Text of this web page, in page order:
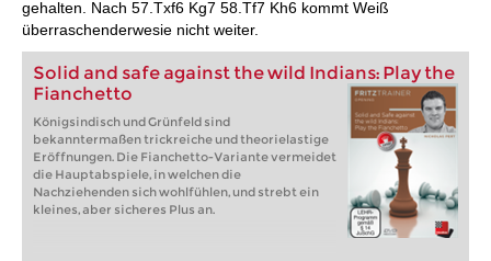
gehalten. Nach 57.Txf6 Kg7 58.Tf7 Kh6 kommt Weiß
überraschenderwesie nicht weiter.
Solid and safe against the wild Indians: Play the
Fianchetto
Königsindisch und Grünfeld sind
bekanntermaßen trickreiche und theorielastige
Eröffnungen. Die Fianchetto-Variante vermeidet
die Hauptabspiele, in welchen die
Nachziehenden sich wohlfühlen, und strebt ein
kleines, aber sicheres Plus an.